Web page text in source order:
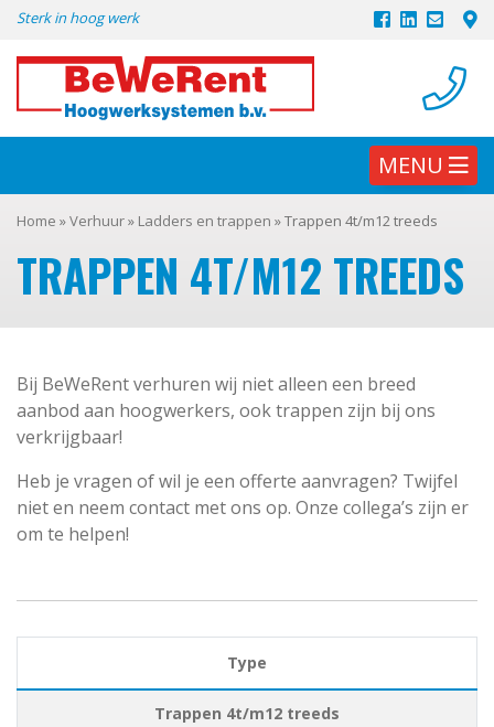
Skip
content
Sterk in hoog werk
MENU
Home »Verhuur» Ladders en trappen »Trappen 4t/m12 treeds
TRAPPEN 4T/M12 TREEDS
Bij BeWeRent verhuren wij niet alleen een breed
aanbod aan hoogwerkers, ook trappen zijn bij ons
verkrijgbaar!
Heb je vragen of wil je een offerte aanvragen? Twijfel
niet en neem contact met ons op. Onze collega’s zijn er
om te helpen!
Type
Trappen 4t/m12 treeds